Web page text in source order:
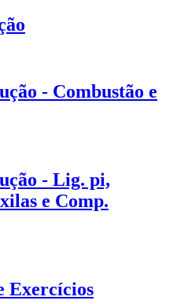
- Combustão e
- Lig. pi,
e Comp.
Exercícios